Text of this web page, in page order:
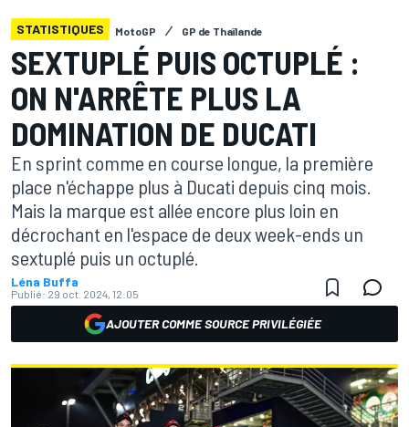
STATISTIQUES MotoGP GP de Thaïlande
SEXTUPLÉ PUIS OCTUPLÉ :
ON N'ARRÊTE PLUS LA
DOMINATION DE DUCATI
En sprint comme en course longue, la première
place n'échappe plus à Ducati depuis cinq mois.
Mais la marque est allée encore plus loin en
décrochant en l'espace de deux week-ends un
sextuplé puis un octuplé.
Léna Buffa
Publié: 29 oct. 2024, 12:05
AJOUTER COMME SOURCE PRIVILÉGIÉE